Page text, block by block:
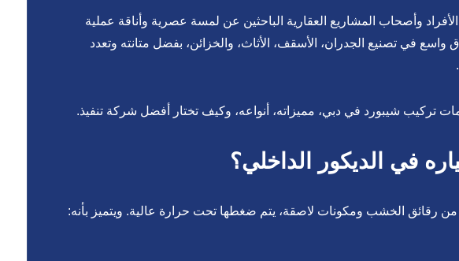
وأصحاب المشاريع العقارية الباحثين عن لمسة عصرية وأناقة عملية
في تصنيع الجدران، الأسقف، الأثاث، والخزائن، بفضل متانته وتعدد
تركيب شيبورد في دبي، مميزاته، أنواعه، وكيف تختار أفضل شركة تنفيذ.
في الديكور الداخلي؟
الخشب ومكونات لاصقة، يتم ضغطها تحت حرارة عالية. ويتميز بأنه: